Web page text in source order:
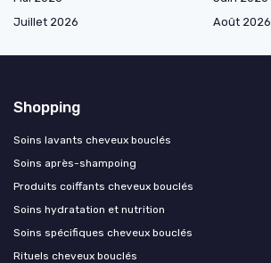
Juillet 2026
Août 2026
Shopping
Soins lavants cheveux bouclés
Soins après-shampoing
Produits coiffants cheveux bouclés
Soins hydratation et nutrition
Soins spécifiques cheveux bouclés
Rituels cheveux bouclés